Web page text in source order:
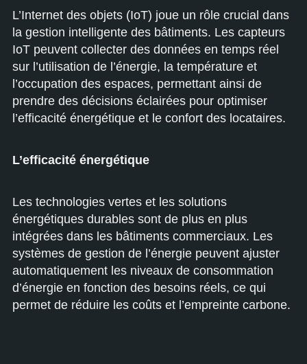
L’Internet des objets (IoT) joue un rôle crucial dans
la gestion intelligente des bâtiments. Les capteurs
IoT peuvent collecter des données en temps réel
sur l’utilisation de l’énergie, la température et
l’occupation des espaces, permettant ainsi de
prendre des décisions éclairées pour optimiser
l’efficacité énergétique et le confort des locataires.
L’efficacité énergétique
Les technologies vertes et les solutions
énergétiques durables sont de plus en plus
intégrées dans les bâtiments commerciaux. Les
systèmes de gestion de l’énergie peuvent ajuster
automatiquement les niveaux de consommation
d’énergie en fonction des besoins réels, ce qui
permet de réduire les coûts et l’empreinte carbone.